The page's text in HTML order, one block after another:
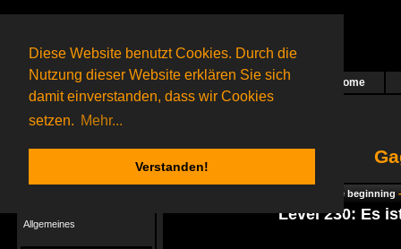
Diese Website benutzt Cookies. Durch die
Nutzung dieser Website erklären Sie sich
damit einverstanden, dass wir Cookies
setzen. Mehr...
Verstanden!
Das nächste Rätsel ist in Arbeit Home
14 Gagolganeronline(0 registrierte und 14 Gäste)
Gagolganer:
9732Rätsel online:
Allgemeines
Gagolga - The beginning
Level 230: Es